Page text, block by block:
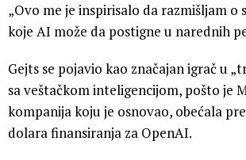
„Ovo me je inspirisalo da razmišljam o
koje AI može da postigne u narednih
Gejts se pojavio kao značajan igrač u
sa veštačkom inteligencijom, pošto je
kompanija koju je osnovao, obećala
dolara finansiranja za OpenAI.